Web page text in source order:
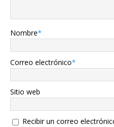
Nombre*
Correo electrónico*
Sitio web
Recibir un correo